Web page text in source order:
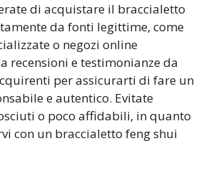
di acquistare il braccialetto
da fonti legittime, come
o negozi online
recensioni e testimonianze da
per assicurarti di fare un
e autentico. Evitate
o poco affidabili, in quanto
con un braccialetto feng shui